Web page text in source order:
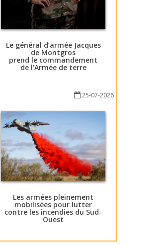
Le général d’armée Jacques
de Montgros
prend le commandement
de l’Armée de terre
25-07-2026
Les armées pleinement
mobilisées pour lutter
contre les incendies du Sud-
Ouest